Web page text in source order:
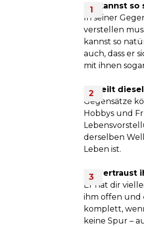
Du kannst
In seiner
verstellen
kannst so
auch, dass er
mit ihnen
Ihr teilt
Gegensätze
Hobbys und
derselben
Leben ist.
Du vertraust
Er hat dir
ihm offen und
komplett,
keine Spur –